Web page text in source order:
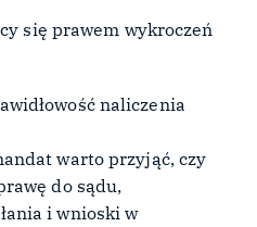
się prawem wykroczeń
naliczenia
warto przyjąć, czy
do sądu,
i wnioski w